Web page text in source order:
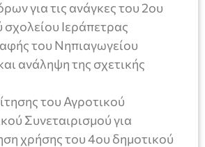
για τις ανάγκες του 2ου
σχολείου Ιεράπετρας
του Νηπιαγωγείου
ανάληψη της σχετικής
του Αγροτικού
Συνεταιρισμού για
χρήσης του 4ου δημοτικού